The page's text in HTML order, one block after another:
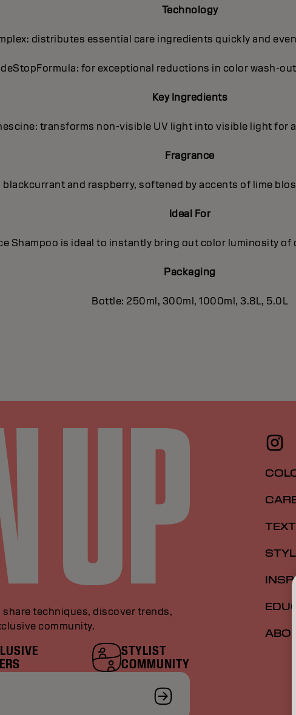
Technology
distributes essential care ingredients quickly and
for exceptional reductions in color wash-
Key Ingredients
transforms non-visible UV light into visible light for
Fragrance
and raspberry, softened by accents of lime
Ideal For
Shampoo is ideal to instantly bring out color luminosity of
Packaging
Bottle: 250ml, 300ml, 1000ml, 3.8L, 5.0L
techniques, discover trends,
community.
STYLIST
COMMUNITY